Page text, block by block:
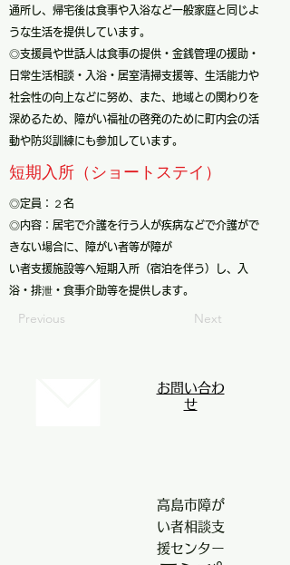
通所し、帰宅後は食事や入浴など一般家庭と同じよ
うな生活を提供しています。
◎支援員や世話人は食事の提供・金銭管理の援助・
日常生活相談・入浴・居室清掃支援等、生活能力や
社会性の向上などに努め、また、地域との関わりを
深めるため、障がい福祉の啓発のために町内会の活
動や防災訓練にも参加しています。
短期入所（ショートステイ）
◎定員：２名
◎内容：居宅で介護を行う人が疾病などで介護がで
きない場合に、障がい者等が障が
い者支援施設等へ短期入所（宿泊を伴う）し、入
浴・排泄・食事介助等を提供します。
Previous Next
お問い合わ
せ
高島市障が
い者相談支
援センター